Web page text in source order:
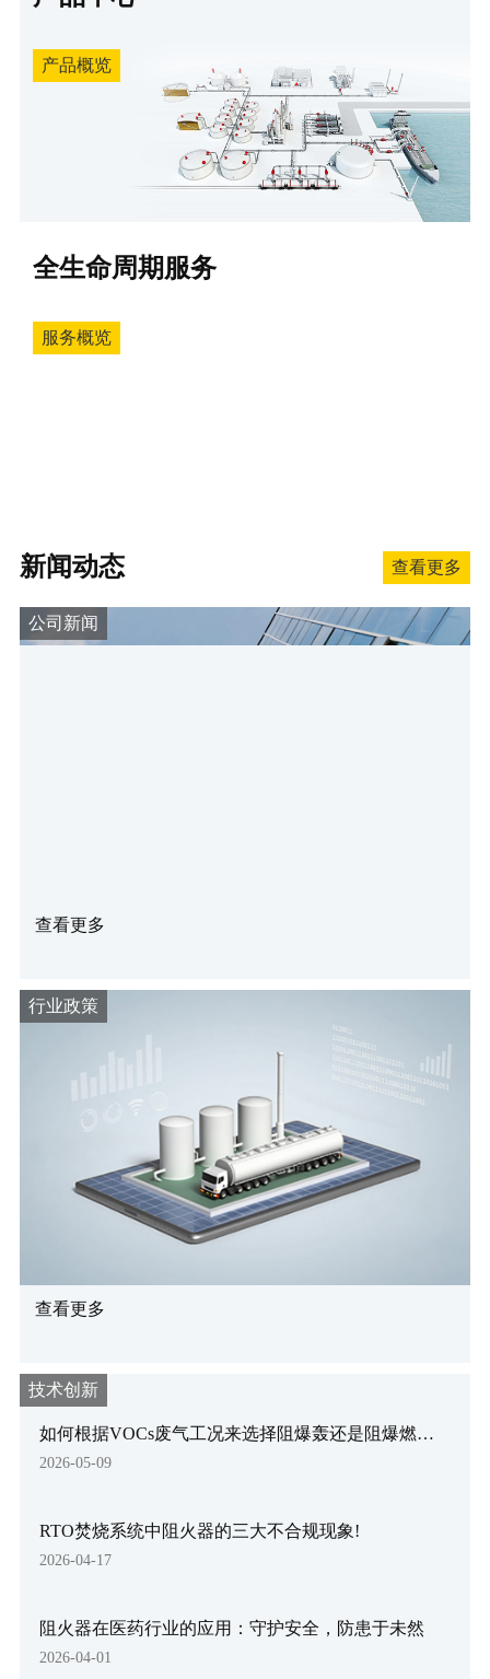
产品概览
全生命周期服务
服务概览
新闻动态 查看更多
公司新闻
查看更多
行业政策
查看更多
技术创新
如何根据VOCs废气工况来选择阻爆轰还是阻爆燃阻
火器
2026-05-09
RTO焚烧系统中阻火器的三大不合规现象!
2026-04-17
阻火器在医药行业的应用：守护安全，防患于未然
2026-04-01